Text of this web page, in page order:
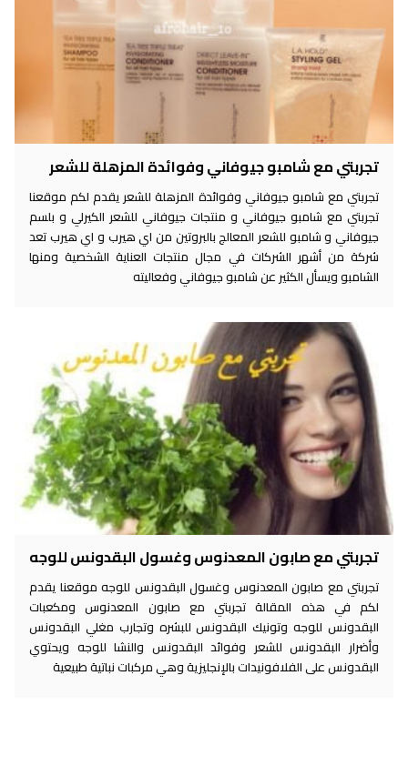
تجربتي مع شامبو جيوفاني وفوائدة المزهلة للشعر
تجربتي مع شامبو جيوفاني وفوائدة المزهلة للشعر يقدم لكم موقعنا
تجربتي مع شامبو جيوفاني و منتجات جيوفاني للشعر الكيرلي و بلسم
جيوفاني و شامبو للشعر المعالج بالبروتين من اي هيرب و اي هيرب تعد
شركة من أشهر الشركات في مجال منتجات العناية الشخصية ومنها
الشامبو ويسأل الكثير عن شامبو جيوفاني وفعاليته
تجربتي مع صابون المعدنوس وغسول البقدونس للوجه
تجربتي مع صابون المعدنوس وغسول البقدونس للوجه موقعنا يقدم
لكم في هذه المقالة تجربتي مع صابون المعدنوس ومكعبات
البقدونس للوجه وتونيك البقدونس للبشره وتجارب مغلي البقدونس
وأضرار البقدونس للشعر وفوائد البقدونس والنشا للوجه ويحتوي
البقدونس على الفلافونيدات بالإنجليزية وهي مركبات نباتية طبيعية